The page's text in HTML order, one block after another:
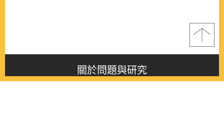
關於問題與研究
About this journal